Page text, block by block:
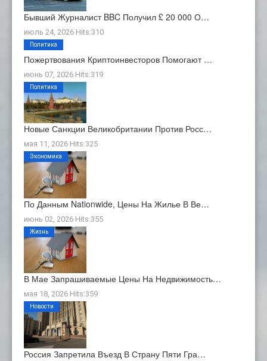
Бывший Журналист BBC Получил £ 20 000 О…
июль 24, 2026 Hits:310
Пожертвования Криптоинвесторов Помогают …
июнь 07, 2026 Hits:319
Политика
Новые Санкции Великобритании Против Росс…
мая 11, 2026 Hits:325
Политика
По Данным Nationwide, Цены На Жилье В Ве…
июнь 02, 2026 Hits:355
Экономика
В Мае Запрашиваемые Цены На Недвижимость…
мая 18, 2026 Hits:359
Жизнь
Россия Запретила Въезд В Страну Пяти Гра…
Новости